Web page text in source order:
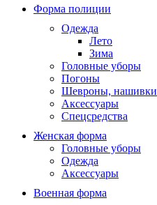
Форма полиции
Одежда
Лето
Зима
Головные уборы
Погоны
Шевроны, нашивки
Аксессуары
Спецсредства
Женская форма
Головные уборы
Одежда
Аксессуары
Военная форма